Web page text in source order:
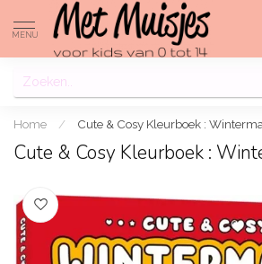
MENU
Home / Cute & Cosy Kleurboek :
Cute & Cosy Kleurboek :